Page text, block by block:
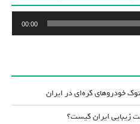
00:00
خودروهای کره‌ای در ایران
زیبایی ایران کیست؟